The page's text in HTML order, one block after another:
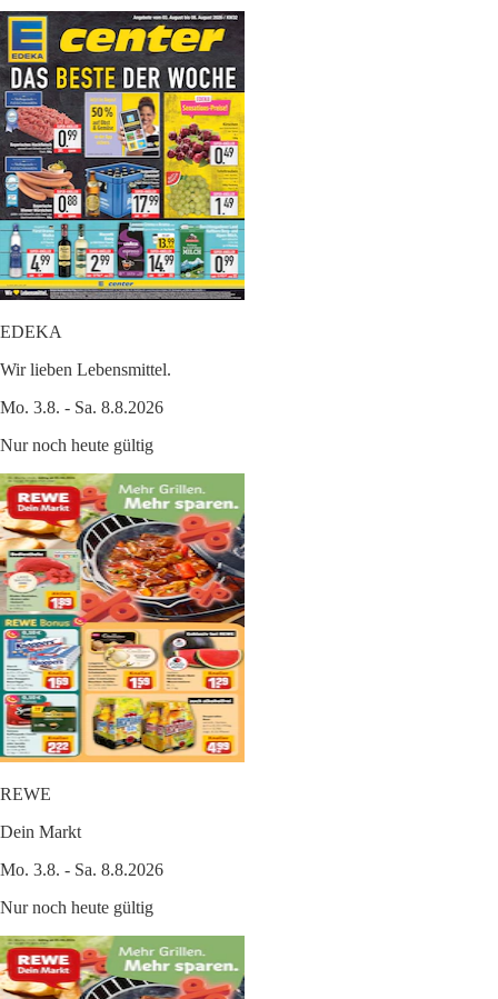
EDEKA
Wir lieben Lebensmittel.
Mo. 3.8. - Sa. 8.8.2026
Nur noch heute gültig
REWE
Dein Markt
Mo. 3.8. - Sa. 8.8.2026
Nur noch heute gültig